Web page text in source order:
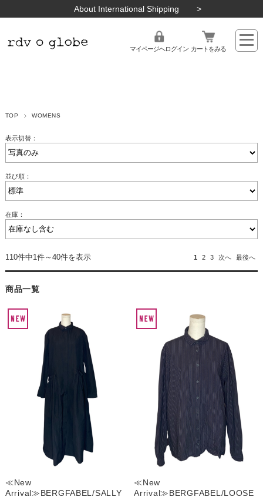
About International Shipping
マイページへログイン カートをみる
TOP WOMENS
表示切替：
並び順：
在庫：
110件中1件～40件を表示 1 2 3 次へ 最後へ
商品一覧
≪New
Arrival≫BERGFABEL/SALLY
≪New
Arrival≫BERGFABEL/LOOSE